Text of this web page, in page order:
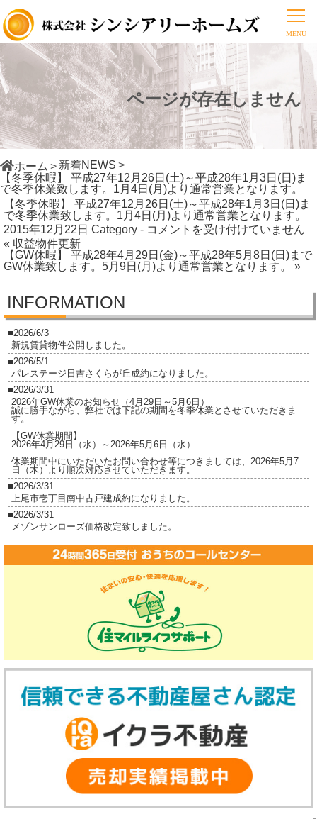
ページが存在しません
ホーム
新着NEWS
【冬季休暇】 平成27年12月26日(土)～平成28年1月3日(日)ま
で冬季休業致します。1月4日(月)より通常営業となります。
【冬季休暇】 平成27年12月26日(土)～平成28年1月3日(日)ま
で冬季休業致します。1月4日(月)より通常営業となります。
2015年12月22日 Category - 【冬
休
成
月
26
日
～
平
28
1
月
3
(日)
ま
で
季
休
業
致
し
ま
す。
月
コメントを受け付けていません
« 収益物件更新
【GW休暇】 平成28年4月29日(金)～平成28年5月8日(日)まで
GW休業致します。5月9日(月)より通常営業となります。 »
INFORMATION
2026/6/3
新規賃貸物件公開しました。
2026/5/1
パレステージ日吉さくらが丘成約になりました。
2026/3/31
2026年GW休業のお知らせ（4月29日～5月6日）
誠に勝手ながら、弊社では下記の期間を冬季休業とさせていただきま
す。
【GW休業期間】
2026年4月29日（水）～2026年5月6日（水）
休業期間中にいただいたお問い合わせ等につきましては、2026年5月7
日（木）より順次対応させていただきます。
2026/3/31
上尾市壱丁目南中古戸建成約になりました。
2026/3/31
メゾンサンローズ価格改定致しました。
2026/3/16
ジオ茅ヶ崎フレシアご成約になりました。
ジオ茅ヶ崎フレシア価格改定しました。
プレイスヴィラ喜多見成約になりました。
賃貸物件公開しました。
2025年冬季休業のお知らせ（12月27日～1月5日）
す。
【冬季休業期間】
休業期間中にいただいたお問い合わせ等につきましては、2026年1月6
日（火）より順次対応させていただきます。
パレステージ日吉さくらが丘価格改定しました。
新規物件公開しました。
2025/9/29